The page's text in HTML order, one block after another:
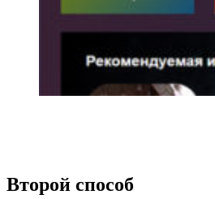
Второй способ